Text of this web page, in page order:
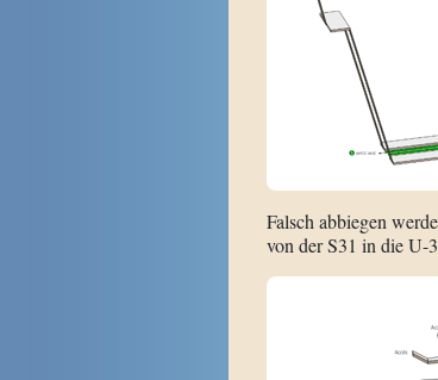
Falsch abbiegen
von der S31 in die U-